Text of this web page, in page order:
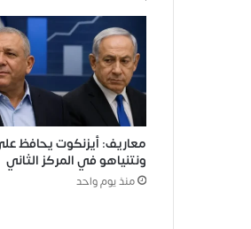
معاريف: أيزنكوت يحافظ
ونتنياهو في المركز الثاني
منذ يوم واحد